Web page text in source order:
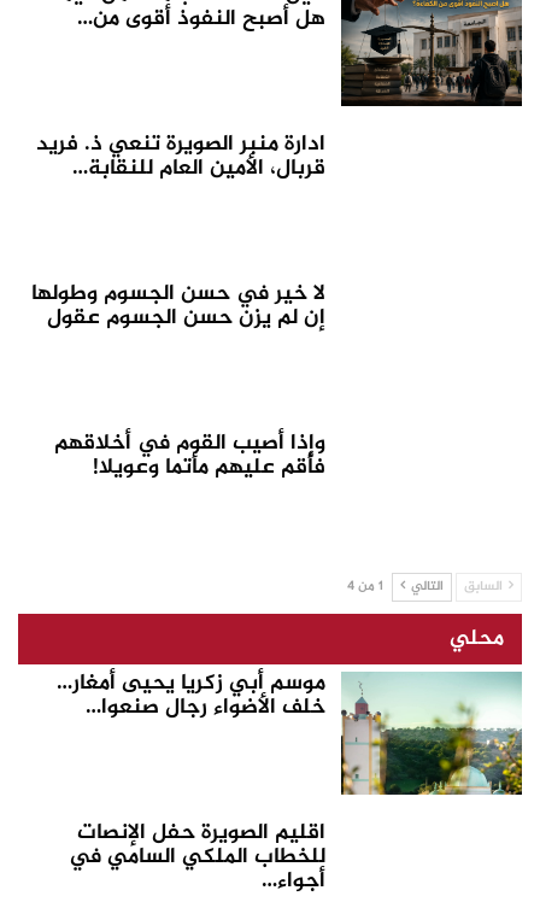
هل أصبح النفوذ أقوى من…
ادارة منبر الصويرة تنعي ذ. فريد
قربال، الأمين العام للنقابة…
لا خير في حسن الجسوم وطولها
إن لم يزن حسن الجسوم عقول
وإذا أصيب القوم في أخلاقهم
فأقم عليهم مأتما وعويلا!
السابق التالي 1 من 4
محلي
موسم أبي زكريا يحيى أمغار…
خلف الأضواء رجال صنعوا…
اقليم الصويرة حفل الإنصات
للخطاب الملكي السامي في
أجواء…